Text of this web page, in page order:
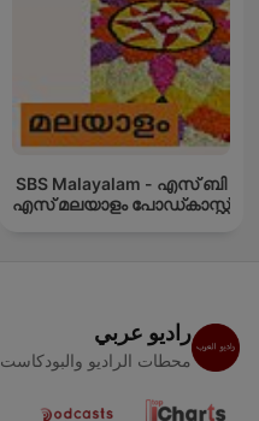
SBS Malayalam - എസ് ബി
എസ് മലയാളം പോഡ്കാസ്റ്റ്
راديو عربي
محطات الراديو والبودكاست